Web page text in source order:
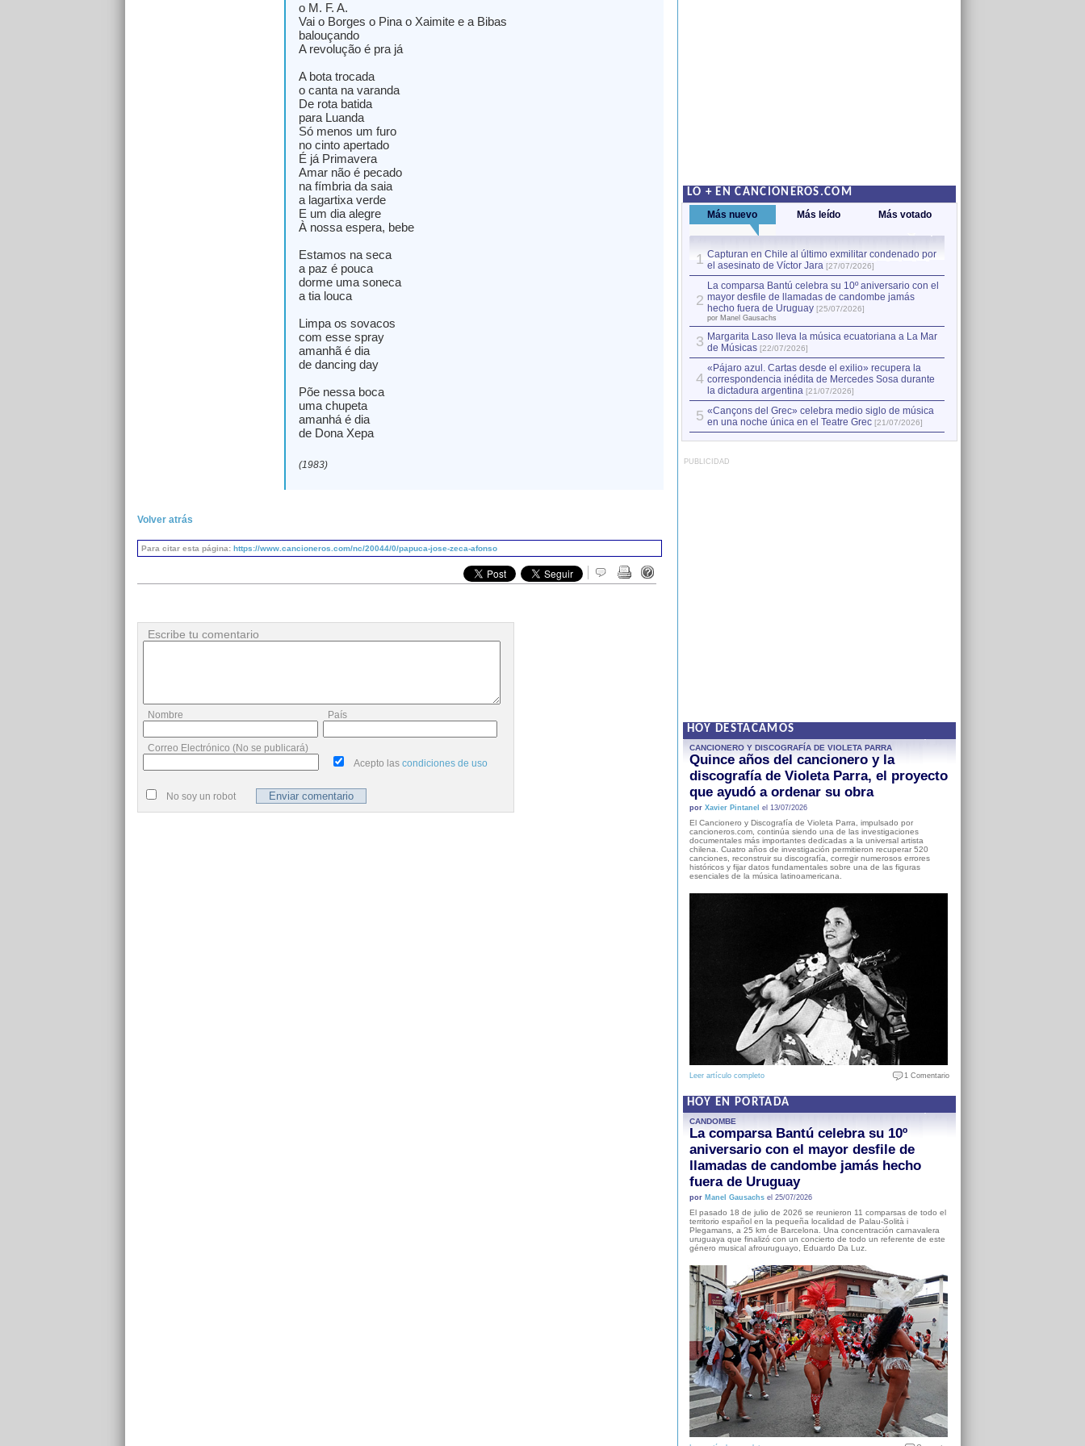
o M. F. A.
Vai o Borges o Pina o Xaimite e a Bibas
balouçando
A revolução é pra já
A bota trocada
o canta na varanda
De rota batida
para Luanda
Só menos um furo
no cinto apertado
É já Primavera
Amar não é pecado
na fímbria da saia
a lagartixa verde
E um dia alegre
À nossa espera, bebe
Estamos na seca
a paz é pouca
dorme uma soneca
a tia louca
Limpa os sovacos
com esse spray
amanhã é dia
de dancing day
Põe nessa boca
uma chupeta
amanhá é dia
de Dona Xepa
(1983)
Volver atrás
Para citar esta página: https://www.cancioneros.com/nc/20044/0/papuca-jose-zeca-afonso
Escribe tu comentario
Nombre País
Correo Electrónico (No se publicará)
Acepto las condiciones de uso
No soy un robot
LO + EN CANCIONEROS.COM
Más nuevo Más leído Más votado
1 Capturan en Chile al último exmilitar condenado por
el asesinato de Víctor Jara [27/07/2026]
2
La comparsa Bantú celebra su 10º aniversario con el
mayor desfile de llamadas de candombe jamás
hecho fuera de Uruguay [25/07/2026]
por Manel Gausachs
3 Margarita Laso lleva la música ecuatoriana a La Mar
de Músicas [22/07/2026]
4
«Pájaro azul. Cartas desde el exilio» recupera la
correspondencia inédita de Mercedes Sosa durante
la dictadura argentina [21/07/2026]
5 «Cançons del Grec» celebra medio siglo de música
en una noche única en el Teatre Grec [21/07/2026]
PUBLICIDAD
HOY DESTACAMOS
CANCIONERO Y DISCOGRAFÍA DE VIOLETA PARRA
Quince años del cancionero y la
discografía de Violeta Parra, el proyecto
que ayudó a ordenar su obra
por Xavier Pintanel el 13/07/2026
El Cancionero y Discografía de Violeta Parra, impulsado por
cancioneros.com, continúa siendo una de las investigaciones
documentales más importantes dedicadas a la universal artista
chilena. Cuatro años de investigación permitieron recuperar 520
canciones, reconstruir su discografía, corregir numerosos errores
históricos y fijar datos fundamentales sobre una de las figuras
esenciales de la música latinoamericana.
Leer artículo completo 1 Comentario
HOY EN PORTADA
CANDOMBE
La comparsa Bantú celebra su 10º
aniversario con el mayor desfile de
llamadas de candombe jamás hecho
fuera de Uruguay
por Manel Gausachsel 25/07/2026
El pasado 18 de julio de 2026 se reunieron 11 comparsas de todo el
territorio español en la pequeña localidad de Palau-Solità i
Plegamans, a 25 km de Barcelona. Una concentración carnavalera
uruguaya que finalizó con un concierto de todo un referente de este
género musical afrouruguayo, Eduardo Da Luz.